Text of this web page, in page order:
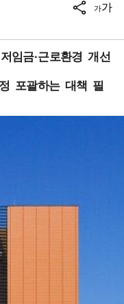
가가
임금·근로환경 개선
포괄하는 대책 필